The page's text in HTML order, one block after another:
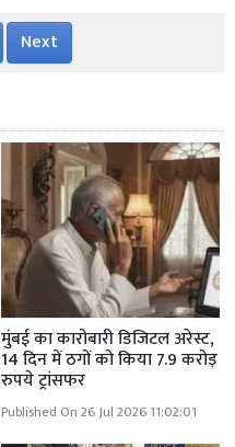
Next
मुंबई का कारोबारी डिजिटल अरेस्ट,
14 दिन में ठगों को किया 7.9 करोड़
रुपये ट्रांसफर
Published On 26 Jul 2026 11:02:01